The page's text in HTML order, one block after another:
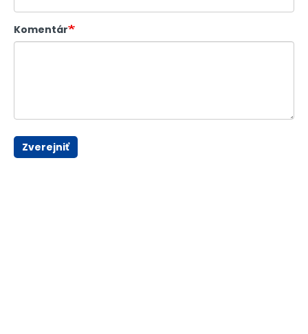
Komentár
Zverejniť